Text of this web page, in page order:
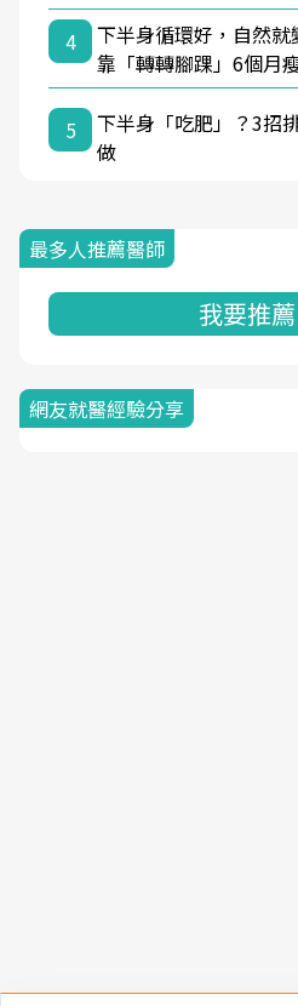
4
下半身循環好，自然
靠「轉轉腳踝」6個月
5
下半身「吃肥」？3招
做
最多人推薦醫師
我要推
網友就醫經驗分享